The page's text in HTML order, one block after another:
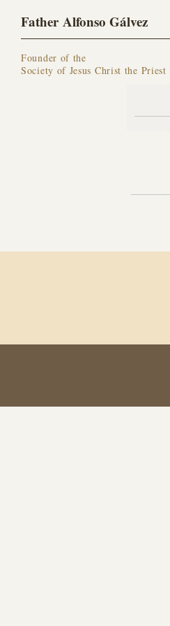
Father Alfonso Gálvez
Founder of the
Society of Jesus Christ the Priest